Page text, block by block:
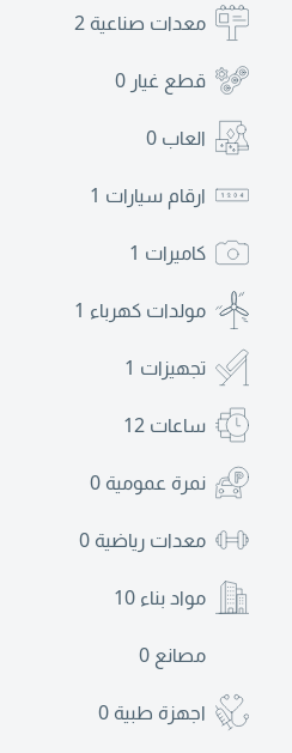
معدات صناعية 2
قطع غيار 0
العاب 0
ارقام سيارات 1
كاميرات 1
مولدات كهرباء 1
تجهيزات 1
ساعات 12
نمرة عمومية 0
معدات رياضية 0
مواد بناء 10
مصانع 0
اجهزة طبية 0